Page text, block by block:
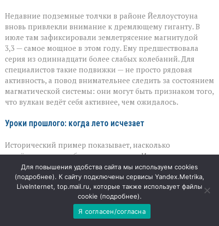
Недавние подземные толчки в районе Йеллоустоуна
вновь привлекли внимание к дремлющему гиганту. В
июле там зафиксировали землетрясение магнитудой
3,3 — самое мощное в этом году. Ему предшествовала
серия из одиннадцати более слабых колебаний. Для
специалистов такие подвижки — не просто рядовая
активность, а повод внимательнее следить за состоянием
магматической системы: они могут быть признаком того,
что вулкан ведёт себя активнее, чем ожидалось.
Уроки прошлого: когда лето исчезает
Исторический пример показывает, насколько
серьёзными могут быть последствия. Извержение
вулкана Тамбора в 1815 году спровоцировало глобальное
похолодание, из‑за которого 1816 год вошёл в летописи
как «год без лета». Пепел и аэрозоли, поднявшиеся в
стратосферу, перекрыли часть солнечного света, и это
привело к неурожаям и острой нехватке продовольствия
на разных континентах. Климатологи напоминают:
Для повышения удобства сайта мы используем cookies
(подробнее). К сайту подключены сервисы Yandex.Metrika,
LiveInternet, top.mail.ru, которые также использует файлы
cookie (подробнее).
Я согласен/согласна